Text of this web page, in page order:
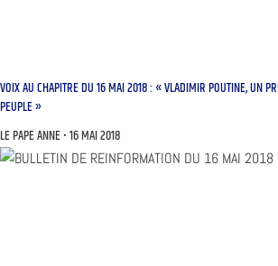
VOIX AU CHAPITRE DU 16 MAI 2018 : « VLADIMIR POUTINE, UN
PEUPLE »
LE PAPE ANNE 16 MAI 2018